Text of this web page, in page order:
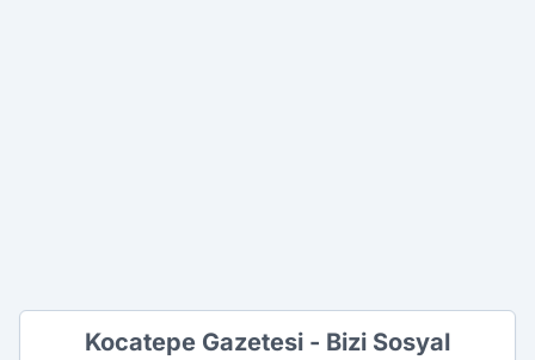
Kocatepe Gazetesi - Bizi Sosyal